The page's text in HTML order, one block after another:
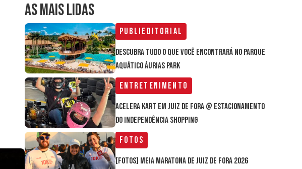
AS MAIS LIDAS
Publieditorial
Descubra tudo o que você encontrará no parque
aquático Áurias Park
Entretenimento
Acelera Kart em Juiz de Fora @ estacionamento
do Independência Shopping
Fotos
[FOTOS] Meia Maratona de Juiz de Fora 2026